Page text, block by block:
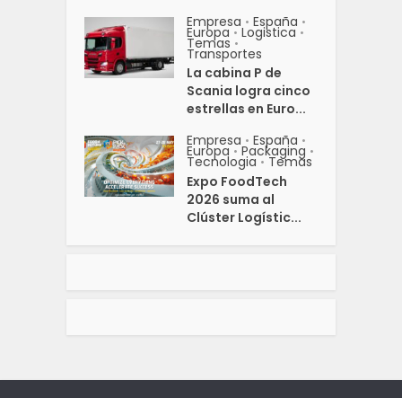
Empresa • España •
Europa • Logistica •
Temas •
Transportes
La cabina P de
Scania logra cinco
estrellas en Euro...
Empresa • España •
Europa • Packaging •
Tecnologia • Temas
Expo FoodTech
2026 suma al
Clúster Logístic...